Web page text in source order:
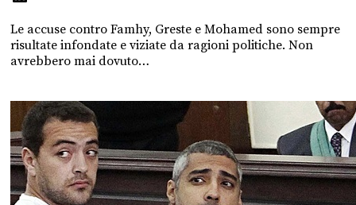
Le accuse contro Famhy, Greste e Mohamed sono sempre
risultate infondate e viziate da ragioni politiche. Non
avrebbero mai dovuto…